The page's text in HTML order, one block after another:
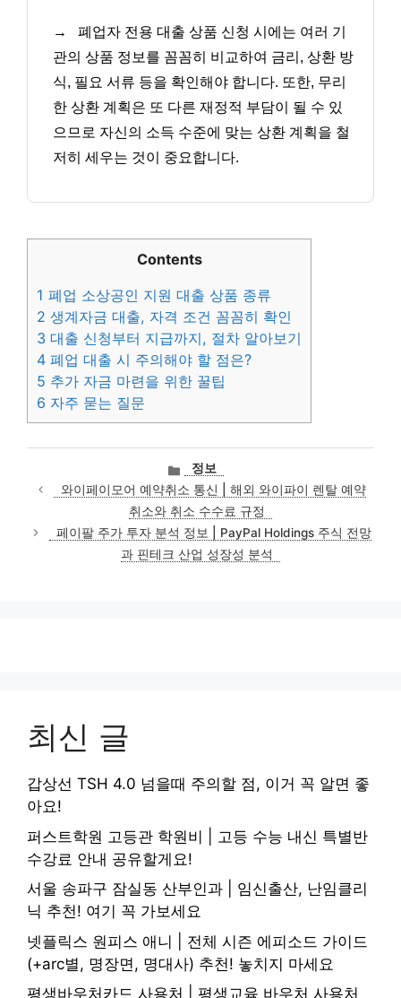
→
폐업자 전용 대출 상품 신청 시에는 여러 기
관의 상품 정보를 꼼꼼히 비교하여 금리, 상환 방
식, 필요 서류 등을 확인해야 합니다. 또한, 무리
한 상환 계획은 또 다른 재정적 부담이 될 수 있
으므로 자신의 소득 수준에 맞는 상환 계획을 철
저히 세우는 것이 중요합니다.
Contents
1 폐업 소상공인 지원 대출 상품 종류
2 생계자금 대출, 자격 조건 꼼꼼히 확인
3 대출 신청부터 지급까지, 절차 알아보기
4 폐업 대출 시 주의해야 할 점은?
5 추가 자금 마련을 위한 꿀팁
6 자주 묻는 질문
카
테
고
리
정보
와이페이모어 예약취소 통신 | 해외 와이파이 렌탈 예약
취소와 취소 수수료 규정
페이팔 주가 투자 분석 정보 | PayPal Holdings 주식 전망
과 핀테크 산업 성장성 분석
최신 글
갑상선 TSH 4.0 넘을때 주의할 점, 이거 꼭 알면 좋
아요!
퍼스트학원 고등관 학원비 | 고등 수능 내신 특별반
수강료 안내 공유할게요!
서울 송파구 잠실동 산부인과 | 임신출산, 난임클리
닉 추천! 여기 꼭 가보세요
넷플릭스 원피스 애니 | 전체 시즌 에피소드 가이드
(+arc별, 명장면, 명대사) 추천! 놓치지 마세요
평생바우처카드 사용처 | 평생교육 바우처 사용처